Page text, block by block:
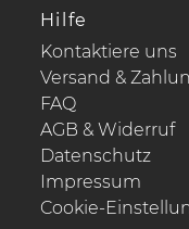
Hilfe
Kontaktiere uns
Versand &
FAQ
AGB & Widerruf
Datenschutz
Impressum
Cookie-